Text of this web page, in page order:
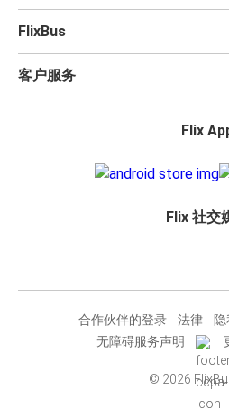
FlixBus
客户服务
Flix
Flix 社交
合作伙伴的登录 法律
无障碍服务声明
© 2026